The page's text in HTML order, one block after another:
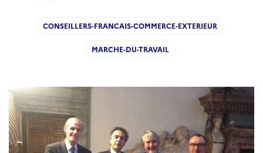
CONSEILLERS-FRANCAIS-COMMERCE-EXTERIEUR
MARCHE-DU-TRAVAIL